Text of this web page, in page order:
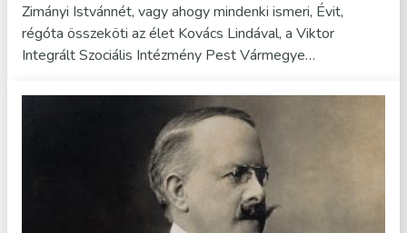
Zimányi Istvánnét, vagy ahogy mindenki ismeri, Évit,
régóta összeköti az élet Kovács Lindával, a Viktor
Integrált Szociális Intézmény Pest Vármegye…